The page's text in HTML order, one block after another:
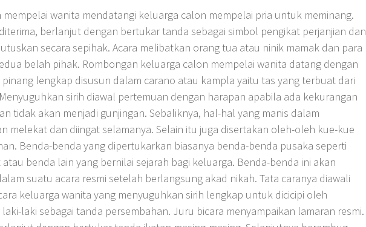
mempelai wanita mendatangi keluarga calon mempelai pria untuk meminang.
berlanjut dengan bertukar tanda sebagai simbol pengikat perjanjian dan
secara sepihak. Acara melibatkan orang tua atau ninik mamak dan para
belah pihak. Rombongan keluarga calon mempelai wanita datang dengan
pinang lengkap disusun dalam carano atau kampla yaitu tas yang terbuat dari
sirih diawal pertemuan dengan harapan apabila ada kekurangan
tidak akan menjadi gunjingan. Sebaliknya, hal-hal yang manis dalam
melekat dan diingat selamanya. Selain itu juga disertakan oleh-oleh kue-kue
Benda-benda yang dipertukarkan biasanya benda-benda pusaka seperti
atau benda lain yang bernilai sejarah bagi keluarga. Benda-benda ini akan
suatu acara resmi setelah berlangsung akad nikah. Tata caranya diawali
keluarga wanita yang menyuguhkan sirih lengkap untuk dicicipi oleh
laki sebagai tanda persembahan. Juru bicara menyampaikan lamaran resmi.